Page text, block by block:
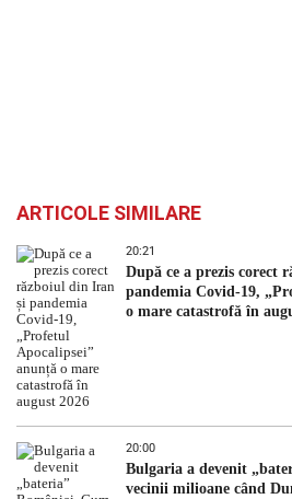
ARTICOLE SIMILARE
20:21
După ce a prezis corect
pandemia Covid-19,
o mare catastrofă în
20:00
Bulgaria a devenit
vecinii milioane când